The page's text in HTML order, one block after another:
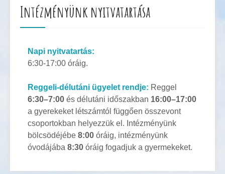
Intézményünk nyitvatartása
Napi nyitvatartás:
6:30-17:00 óráig.
Reggeli-délutáni ügyelet rendje: Reggel
6:30–7:00 és délutáni időszakban 16:00–17:00
a gyerekeket létszámtól függően összevont
csoportokban helyezzük el. Intézményünk
bölcsödéjébe 8:00 óráig, intézményünk
óvodájába 8:30 óráig fogadjuk a gyermekeket.